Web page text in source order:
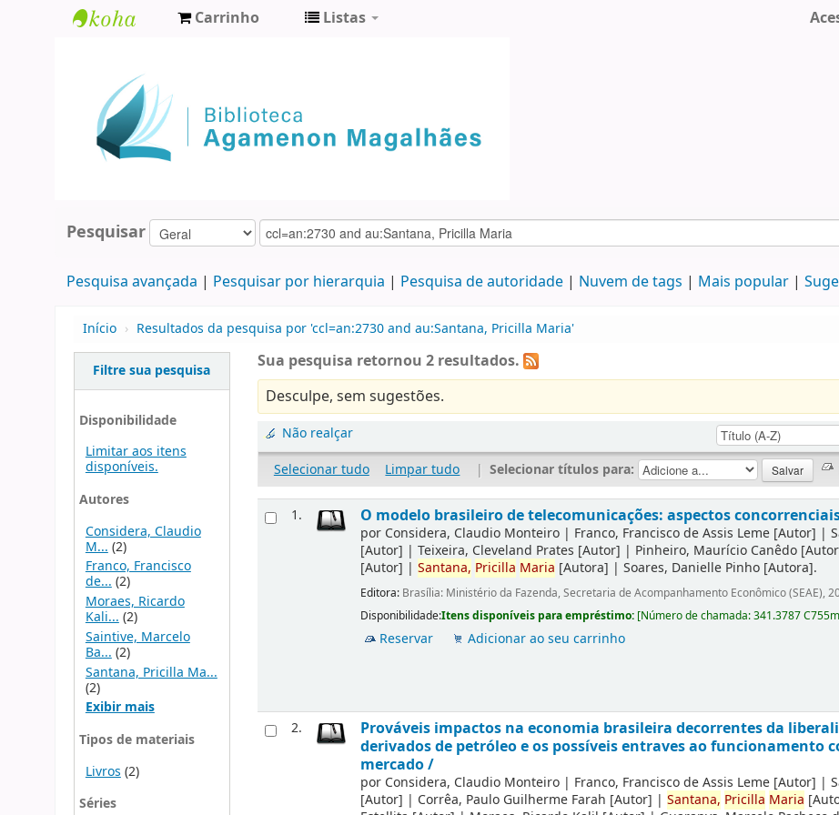
Agamenon
Magalhães
Carrinho Listas
Pesquisar
Pesquisa avançada Pesquisar por hierarquia Pesquisa de autoridade Nuvem de tags Mais popular
Início › Resultados da pesquisa por 'ccl=an:2730 and au:Santana, Pricilla Maria'
Filtre sua pesquisa
Disponibilidade
Limitar aos itens
disponíveis.
Autores
Considera, Claudio
M... (2)
Franco, Francisco
de...(2)
Moraes, Ricardo
Kali... (2)
Saintive, Marcelo
Ba... (2)
Santana, Pricilla Ma...
(2)
Exibir mais
Tipos de materiais
Livros (2)
Séries
Sua pesquisa retornou 2 resultados.
Desculpe, sem sugestões.
Não realçar
Selecionar tudo
Limpar tudo | Selecionar títulos para:
1. O modelo brasileiro de telecomunicações: aspectos
por Considera, Claudio Monteiro | Franco, Francisco de Assis Leme [Autor] |
[Autor] |Teixeira, Cleveland Prates [Autor] | Pinheiro, Maurício Canêdo
[Autor] |Santana, Pricilla Maria [Autora] |Soares, Danielle Pinho [Autora].
Editora: Brasília: Ministério da Fazenda, Secretaria de Acompanhamento Econômico (SEAE),
Disponibilidade:Itens disponíveis para empréstimo: [Número de chamada:341.3787
Reservar Adicionar ao seu carrinho
2.
Prováveis impactos na economia brasileira decorrentes da
derivados de petróleo e os possíveis entraves ao funcionamento
mercado /
por Considera, Claudio Monteiro | Franco, Francisco de Assis Leme [Autor] |
[Autor] | Corrêa, Paulo Guilherme Farah [Autor] |Santana, Pricilla Maria